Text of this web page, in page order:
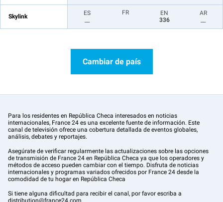
Skylink
ES
FR
EN
336
AR
Cambiar de país
Para los residentes en República Checa interesados en noticias
internacionales, France 24 es una excelente fuente de información. Este
canal de televisión ofrece una cobertura detallada de eventos globales,
análisis, debates y reportajes.
Asegúrate de verificar regularmente las actualizaciones sobre las opciones
de transmisión de France 24 en República Checa ya que los operadores y
métodos de acceso pueden cambiar con el tiempo. Disfruta de noticias
internacionales y programas variados ofrecidos por France 24 desde la
comodidad de tu hogar en República Checa
Si tiene alguna dificultad para recibir el canal, por favor escriba a
distribution@france24.com